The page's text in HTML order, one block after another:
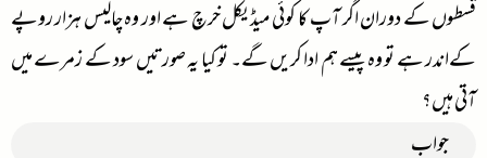
قسطوں کے دوران اگر آپ کا کوئی میڈیکل خرچ ہے اور وہ چالیس ہزار روپے
کےاندر ہے تو وہ پیسے ہم ادا کریں گے۔ تو کیا یہ صورتیں سود کے زمرے میں
آتی ہیں؟
جواب